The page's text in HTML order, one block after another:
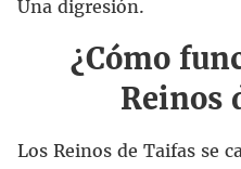
Una digresión.
¿Cómo
Reinos
Los Reinos de Taifas se